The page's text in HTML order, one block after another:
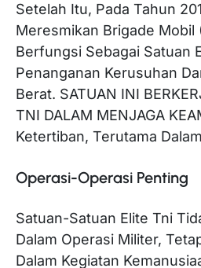
Setelah Itu, Pada Tahun
Meresmikan Brigade Mobil
Berfungsi Sebagai Satuan
Penanganan Kerusuhan
Berat. SATUAN INI
TNI DALAM MENJAGA
Ketertiban, Terutama
Operasi-Operasi Penting
Satuan-Satuan Elite Tni
Dalam Operasi Militer,
Dalam Kegiatan